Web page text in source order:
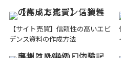
【サイト売買】信頼性の高いエビ
デンス資料の作成方法